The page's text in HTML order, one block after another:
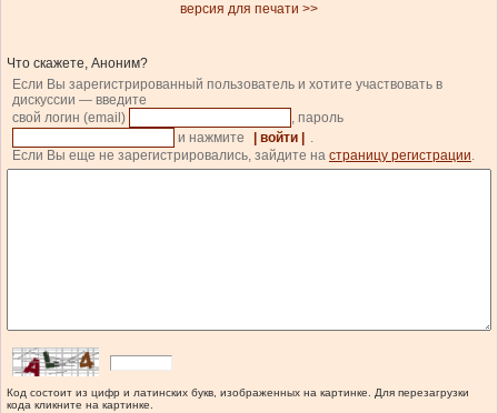
версия для печати >>
Что скажете, Аноним?
Если Вы зарегистрированный пользователь и хотите участвовать в
дискуссии — введите
свой логин (email)
, пароль
и нажмите
| войти |
.
Если Вы еще не зарегистрировались, зайдите на страницу регистрации.
Код состоит из цифр и латинских букв, изображенных на картинке. Для перезагрузки
кода кликните на картинке.